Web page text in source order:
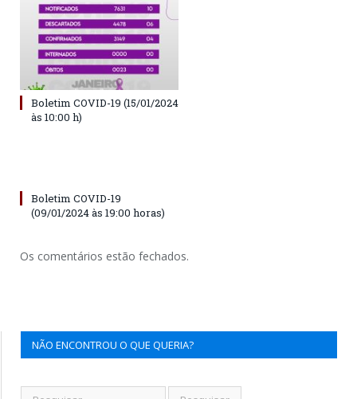
Boletim COVID-19 (15/01/2024
às 10:00 h)
Boletim COVID-19
(09/01/2024 às 19:00 horas)
Os comentários estão fechados.
NÃO ENCONTROU O QUE QUERIA?